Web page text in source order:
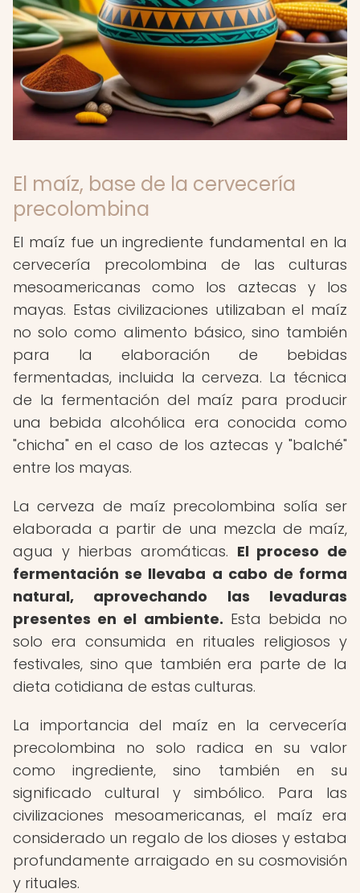
El maíz, base de la cervecería
precolombina
El maíz fue un ingrediente fundamental en la
cervecería precolombina de las culturas
mesoamericanas como los aztecas y los
mayas. Estas civilizaciones utilizaban el maíz
no solo como alimento básico, sino también
para la elaboración de bebidas
fermentadas, incluida la cerveza. La técnica
de la fermentación del maíz para producir
una bebida alcohólica era conocida como
"chicha" en el caso de los aztecas y "balché"
entre los mayas.
La cerveza de maíz precolombina solía ser
elaborada a partir de una mezcla de maíz,
agua y hierbas aromáticas. El proceso de
fermentación se llevaba a cabo de forma
natural, aprovechando las levaduras
presentes en el ambiente. Esta bebida no
solo era consumida en rituales religiosos y
festivales, sino que también era parte de la
dieta cotidiana de estas culturas.
La importancia del maíz en la cervecería
precolombina no solo radica en su valor
como ingrediente, sino también en su
significado cultural y simbólico. Para las
civilizaciones mesoamericanas, el maíz era
considerado un regalo de los dioses y estaba
profundamente arraigado en su cosmovisión
y rituales.